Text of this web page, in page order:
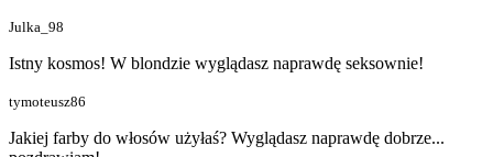
Julka_98
Istny kosmos! W blondzie wyglądasz naprawdę seksownie!
tymoteusz86
Jakiej farby do włosów użyłaś? Wyglądasz naprawdę dobrze...